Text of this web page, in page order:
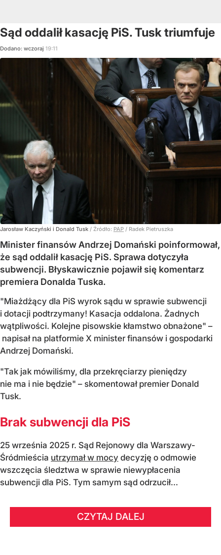
Sąd oddalił kasację PiS. Tusk triumfuje
Dodano: wczoraj 19:11
Jarosław Kaczyński i Donald Tusk / Źródło: PAP / Radek Pietruszka
Minister finansów Andrzej Domański poinformował,
że sąd oddalił kasację PiS. Sprawa dotyczyła
subwencji. Błyskawicznie pojawił się komentarz
premiera Donalda Tuska.
"Miażdżący dla PiS wyrok sądu w sprawie subwencji
i dotacji podtrzymany! Kasacja oddalona. Żadnych
wątpliwości. Kolejne pisowskie kłamstwo obnażone" –
napisał na platformie X minister finansów i gospodarki
Andrzej Domański.
"Tak jak mówiliśmy, dla przekręciarzy pieniędzy
nie ma i nie będzie" – skomentował premier Donald
Tusk.
Brak subwencji dla PiS
25 września 2025 r. Sąd Rejonowy dla Warszawy-
Śródmieścia utrzymał w mocy decyzję o odmowie
wszczęcia śledztwa w sprawie niewypłacenia
subwencji dla PiS. Tym samym sąd odrzucił...
CZYTAJ DALEJ